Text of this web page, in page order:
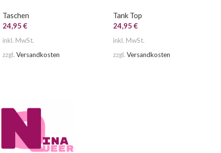
Taschen
24,95 €
inkl. MwSt.
zzgl. Versandkosten
Tank Top
24,95 €
inkl. MwSt.
zzgl. Versandkosten